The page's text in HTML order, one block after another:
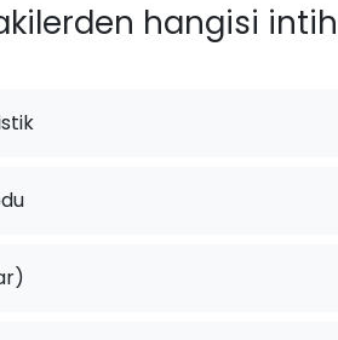
hangisi